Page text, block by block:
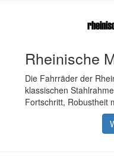
Rheinische
Die Fahrräder der
klassischen
Fortschritt, Robustheit